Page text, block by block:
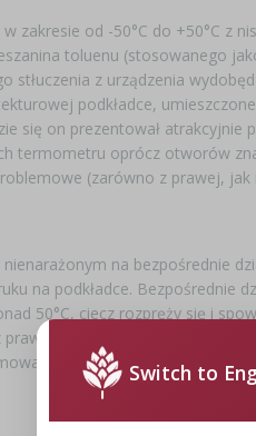
od -50°C do +50°C z
toluenu (stosowanego
stłuczenia z urządzenia
podkładce,
się on prezentował atrakcyjnie
termometru oprócz otworów
(zarówno z prawej,
na bezpośrednie
na podkładce. Bezpośrednie
50°C, ciecz rozpręży się i
jak i lewej strony okna. W
z korków.Switch to